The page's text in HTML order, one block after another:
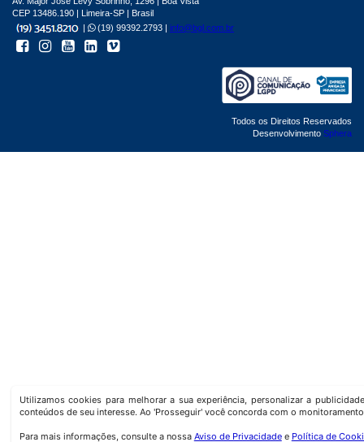
Utilizamos cookies para melhorar a sua experiência, personalizar a
conteúdos de seu interesse. Ao 'Prosseguir' você concorda com o
Para mais informações, consulte a nossa Aviso de Privacidadee Política de
CEP 13486.190 | Limeira-SP | Brasil
|
(19) 99392.2793 | info@bgl.com.br
Todos os Direitos Reservados
Desenvolvimento Sphera